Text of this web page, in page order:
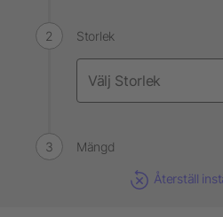
Storlek
Mängd
Återställ